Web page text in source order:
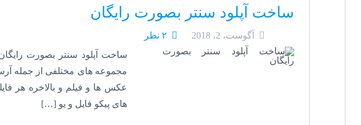
ساخت آپلود سنتر بصورت رایگان
آگوست، 2، 2018
۲ نظر
ساخت آپلود سنتر بصورت
مجموعه های مختلفی از جمله
عکس ها و فیلم و بالاخره هر
های پیکو فایل و یو […]